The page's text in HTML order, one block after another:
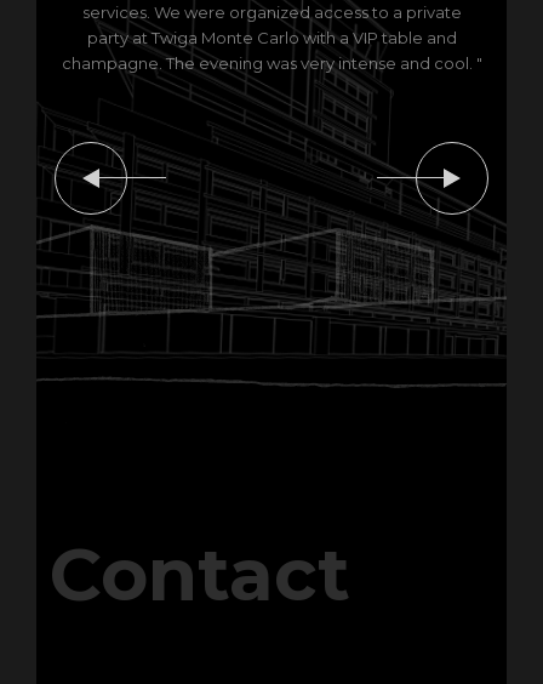
services. We were organized access to a private
party at Twiga Monte Carlo with a VIP table and
champagne. The evening was very intense and cool. "
Contact